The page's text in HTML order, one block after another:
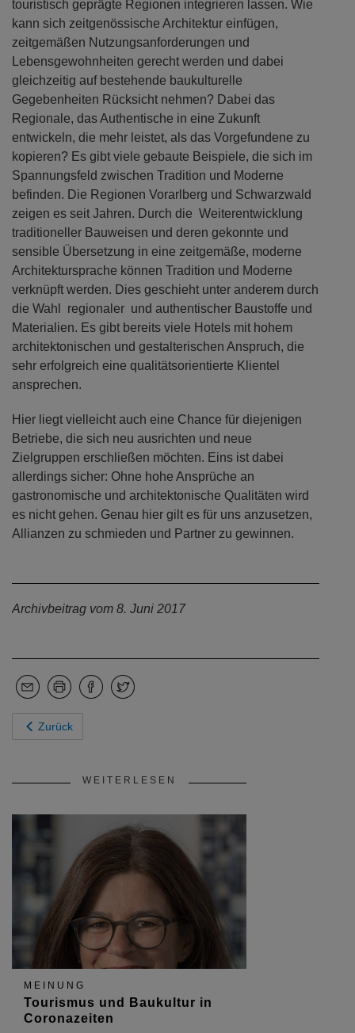
touristisch geprägte Regionen integrieren lassen. Wie
kann sich zeitgenössische Architektur einfügen,
zeitgemäßen Nutzungsanforderungen und
Lebensgewohnheiten gerecht werden und dabei
gleichzeitig auf bestehende baukulturelle
Gegebenheiten Rücksicht nehmen? Dabei das
Regionale, das Authentische in eine Zukunft
entwickeln, die mehr leistet, als das Vorgefundene zu
kopieren? Es gibt viele gebaute Beispiele, die sich im
Spannungsfeld zwischen Tradition und Moderne
befinden. Die Regionen Vorarlberg und Schwarzwald
zeigen es seit Jahren. Durch die Weiterentwicklung
traditioneller Bauweisen und deren gekonnte und
sensible Übersetzung in eine zeitgemäße, moderne
Architektursprache können Tradition und Moderne
verknüpft werden. Dies geschieht unter anderem durch
die Wahl regionaler und authentischer Baustoffe und
Materialien. Es gibt bereits viele Hotels mit hohem
architektonischen und gestalterischen Anspruch, die
sehr erfolgreich eine qualitätsorientierte Klientel
ansprechen.
Hier liegt vielleicht auch eine Chance für diejenigen
Betriebe, die sich neu ausrichten und neue
Zielgruppen erschließen möchten. Eins ist dabei
allerdings sicher: Ohne hohe Ansprüche an
gastronomische und architektonische Qualitäten wird
es nicht gehen. Genau hier gilt es für uns anzusetzen,
Allianzen zu schmieden und Partner zu gewinnen.
Archivbeitrag vom 8. Juni 2017
Zurück
WEITERLESEN
MEINUNG
Tourismus und Baukultur in
Coronazeiten